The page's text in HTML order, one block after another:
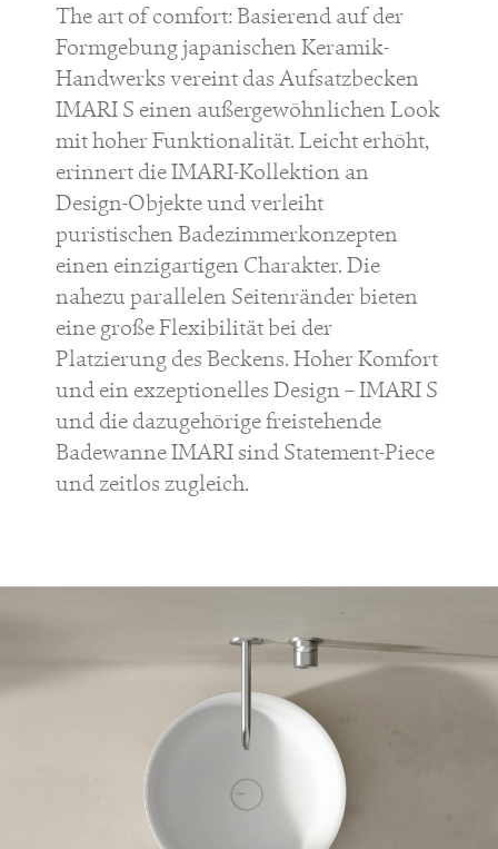
The art of comfort: Basierend auf der
Formgebung japanischen Keramik-
Handwerks vereint das Aufsatzbecken
IMARI S einen außergewöhnlichen Look
mit hoher Funktionalität. Leicht erhöht,
erinnert dieIMARI-Kollektion an
Design-Objekte und verleiht
puristischen Badezimmerkonzepten
einen einzigartigen Charakter. Die
nahezu parallelen Seitenränder bieten
eine große Flexibilität bei der
Platzierung des Beckens. Hoher Komfort
und ein exzeptionelles Design –IMARI S
und die dazugehörige freistehende
BadewanneIMARIsind Statement-Piece
und zeitlos zugleich.